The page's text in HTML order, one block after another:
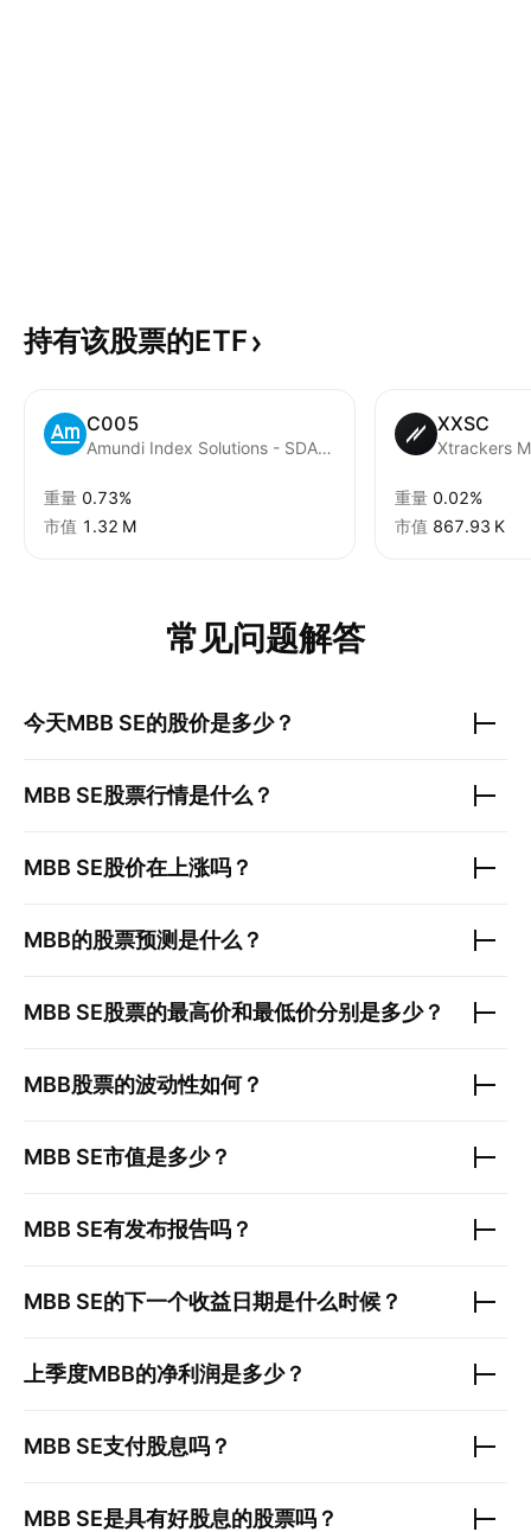
持有该股票的ETF
C005
Amundi Index Solutions - SDAX UCITS ETF
重量 0.73%
市值 ‪1.32 M‬
XXSC
重量 0.02%
市值 ‪867.93 K‬
常见问题解答
今天MBB SE的股价是多少？
MBB SE股票行情是什么？
MBB SE股价在上涨吗？
MBB的股票预测是什么？
MBB SE股票的最高价和最低价分别是多少？
MBB股票的波动性如何？
MBB SE市值是多少？
MBB SE有发布报告吗？
MBB SE的下一个收益日期是什么时候？
上季度MBB的净利润是多少？
MBB SE支付股息吗？
MBB SE是具有好股息的股票吗？